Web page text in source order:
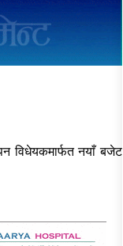
विधेयकमार्फत नयाँ बजेट